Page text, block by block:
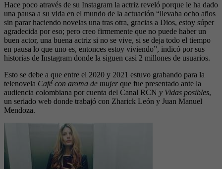
Hace poco através de su Instagram la actriz reveló porque le ha dado
una pausa a su vida en el mundo de la actuación “llevaba ocho años
sin parar haciendo novelas una tras otra, gracias a Dios, estoy súper
agradecida por eso; pero creo firmemente que no puede haber un
buen actor, una buena actriz si no se vive, si se deja todo el tiempo
en pausa lo que uno es, entonces estoy viviendo”, indicó por sus
historias de Instagram donde la siguen casi 2 millones de usuarios.
Esto se debe a que entre el 2020 y 2021 estuvo grabando para la
telenovela Café con aroma de mujer que fue presentado ante la
audiencia colombiana por cuenta del Canal RCN y Vidas posibles,
un seriado web donde trabajó con Zharick León y Juan Manuel
Mendoza.